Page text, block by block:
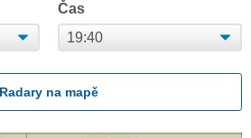
Čas
Radary na mapě